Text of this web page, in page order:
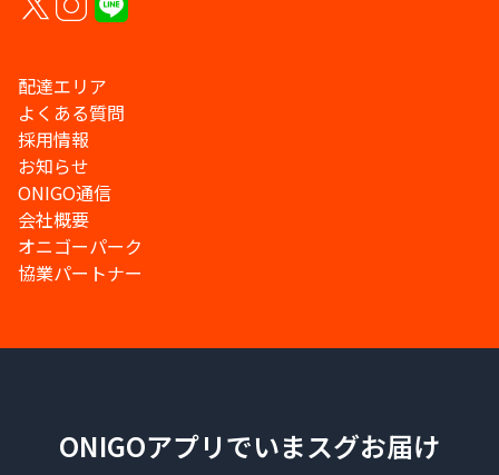
配達エリア
よくある質問
採用情報
お知らせ
ONIGO通信
会社概要
オニゴーパーク
協業パートナー
ONIGOアプリでいまスグお届け